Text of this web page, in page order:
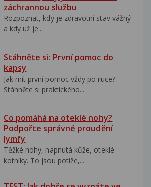
záchrannou službu
Rozpoznat, kdy je zdravotní stav vážný
a kdy už je...
Stáhněte si: První pomoc do
kapsy
Jak mít první pomoc vždy po ruce?
Stáhněte si praktického...
Co pomáhá na oteklé nohy?
Podpořte správné proudění
lymfy
Těžké nohy, napnutá kůže, oteklé
kotníky. To jsou potíže,...